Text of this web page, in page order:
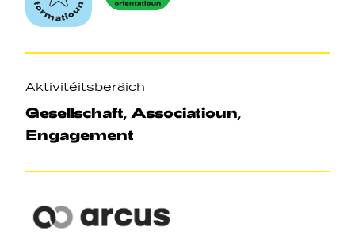
Aktivitéitsberäich
Gesellschaft, Associatioun,
Engagement